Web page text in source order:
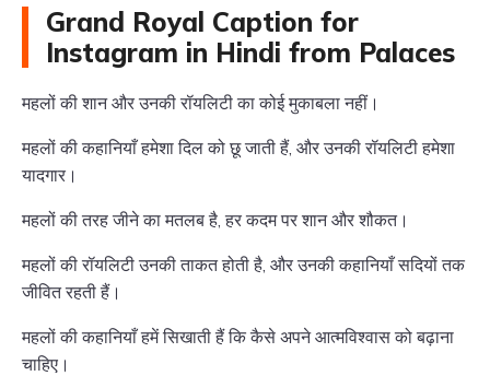
Grand Royal Caption for
Instagram in Hindi from Palaces
महलों की शान और उनकी रॉयलिटी का कोई मुकाबला नहीं।
महलों की कहानियाँ हमेशा दिल को छू जाती हैं, और उनकी रॉयलिटी हमेशा
यादगार।
महलों की तरह जीने का मतलब है, हर कदम पर शान और शौकत।
महलों की रॉयलिटी उनकी ताकत होती है, और उनकी कहानियाँ सदियों तक
जीवित रहती हैं।
महलों की कहानियाँ हमें सिखाती हैं कि कैसे अपने आत्मविश्वास को बढ़ाना
चाहिए।